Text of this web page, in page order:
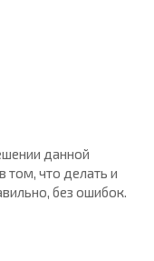
данной
том, что делать и
без ошибок.